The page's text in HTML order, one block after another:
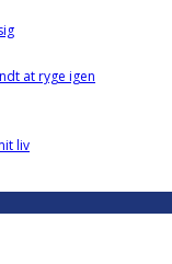
at ryge igen
liv